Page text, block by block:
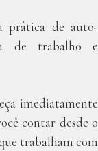
prática de auto-
de trabalho e
imediatamente
contar desde o
trabalham com